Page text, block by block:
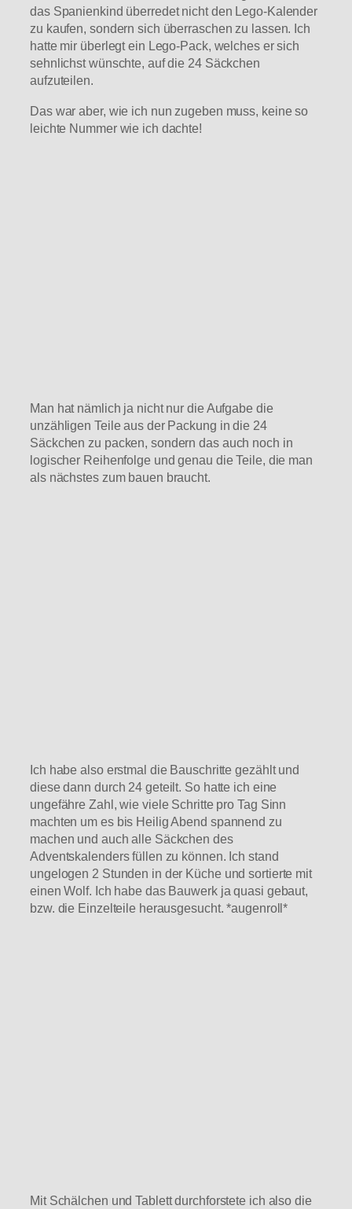
das Spanienkind überredet nicht den Lego-Kalender
zu kaufen, sondern sich überraschen zu lassen. Ich
hatte mir überlegt ein Lego-Pack, welches er sich
sehnlichst wünschte, auf die 24 Säckchen
aufzuteilen.
Das war aber, wie ich nun zugeben muss, keine so
leichte Nummer wie ich dachte!
Man hat nämlich ja nicht nur die Aufgabe die
unzähligen Teile aus der Packung in die 24
Säckchen zu packen, sondern das auch noch in
logischer Reihenfolge und genau die Teile, die man
als nächstes zum bauen braucht.
Ich habe also erstmal die Bauschritte gezählt und
diese dann durch 24 geteilt. So hatte ich eine
ungefähre Zahl, wie viele Schritte pro Tag Sinn
machten um es bis Heilig Abend spannend zu
machen und auch alle Säckchen des
Adventskalenders füllen zu können. Ich stand
ungelogen 2 Stunden in der Küche und sortierte mit
einen Wolf. Ich habe das Bauwerk ja quasi gebaut,
bzw. die Einzelteile herausgesucht. *augenroll*
Mit Schälchen und Tablett durchforstete ich also die